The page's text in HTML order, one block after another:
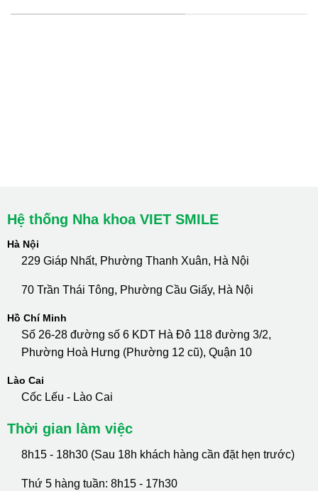
Hệ thống Nha khoa VIET SMILE
Hà Nội
229 Giáp Nhất, Phường Thanh Xuân, Hà Nội
70 Trần Thái Tông, Phường Cầu Giấy, Hà Nội
Hồ Chí Minh
Số 26-28 đường số 6 KDT Hà Đô 118 đường 3/2,
Phường Hoà Hưng (Phường 12 cũ), Quận 10
Lào Cai
Cốc Lếu - Lào Cai
Thời gian làm việc
8h15 - 18h30 (Sau 18h khách hàng cần đặt hẹn trước)
Thứ 5 hàng tuần: 8h15 - 17h30